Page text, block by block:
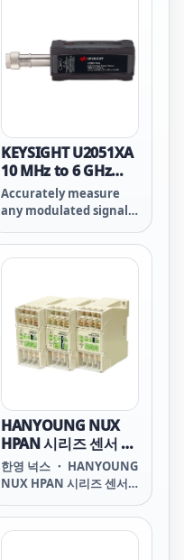
reduce measurement
uncertainty with the
internal zero and
is supported by the
Keysight BenchVue
software. BenchVue
makes it easy to
control your power
meter to log data and
visualize
measurements in a
wide array of display
programming. Simply
connect the sensor to
your PC installed
BenchVue BV0007B
Power Meter/Sensor
app to perform
average power
measurement and
analysis.
KEYSIGHT U2051XA
10 MHz to 6 GHz
USB 넓은 동적 범위
평균 파워 센서
Accurately measure
any modulated signal
Technologies, Inc.
U/L2050/60 X-Series
power sensors. The
USB/LAN connectivity
models come with wide
dynamic range,
covering -70 to +26
very accurate and
repeatable power
measurements for any
modulated signal and
comes with super-fast
measurement speed of
50,000 readings/sec,
which enables higher
manufacturing
HANYOUNG NUX
HPAN 시리즈 센서 컨
트롤러
한영 넉스 ・ HANYOUNG
NUX HPAN 시리즈 센서
Sensor controller
HPAN-C7 HPAN-CT7